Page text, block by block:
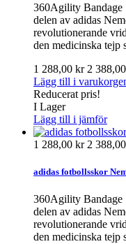
360Agility Bandage
delen av adidas
revolutionerande
den medicinska tejp
1 288,00 kr 2
Lägg till i
Reducerat pris!
I Lager
Lägg till i jämför
1 288,00 kr 2
adidas fotbollsskor
360Agility Bandage
delen av adidas
revolutionerande
den medicinska tejp